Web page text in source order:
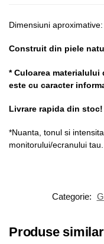
Dimensiuni
Construit din piele
* Culoarea
este cu caracter
Livrare rapida din stoc!
*Nuanta, tonul si
monitorului/ecranului tau.
Categorie:
Produse